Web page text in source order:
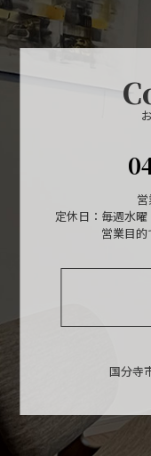
定休日：毎週水
営業目
国分寺